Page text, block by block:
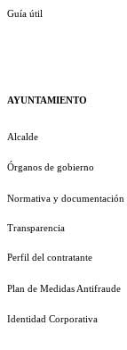
Guía útil
AYUNTAMIENTO
Alcalde
Órganos de gobierno
Normativa y documentación
Transparencia
Perfil del contratante
Plan de Medidas Antifraude
Identidad Corporativa